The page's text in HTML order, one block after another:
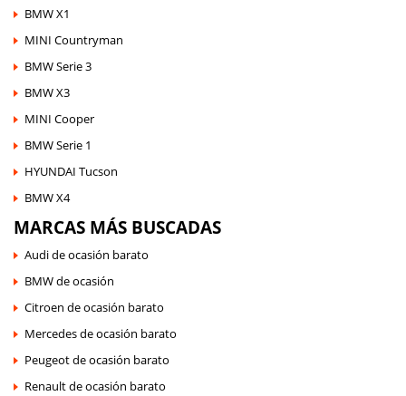
BMW X1
MINI Countryman
BMW Serie 3
BMW X3
MINI Cooper
BMW Serie 1
HYUNDAI Tucson
BMW X4
MARCAS MÁS BUSCADAS
Audi de ocasión barato
BMW de ocasión
Citroen de ocasión barato
Mercedes de ocasión barato
Peugeot de ocasión barato
Renault de ocasión barato